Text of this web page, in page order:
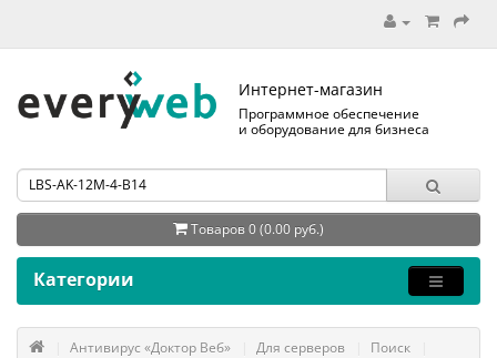
Интернет-магазин
Программное обеспечение
и оборудование для бизнеса
Товаров 0 (0.00 руб.)
Категории
Антивирус «Доктор Веб» Для серверов
Поиск